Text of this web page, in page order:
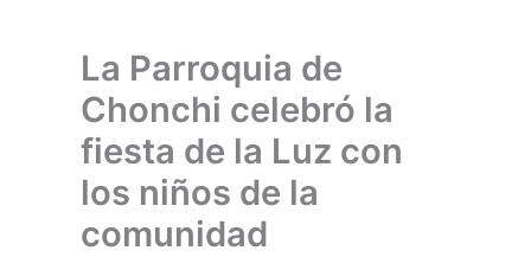
La Parroquia de
Chonchi celebró la
fiesta de la Luz con
los niños de la
comunidad